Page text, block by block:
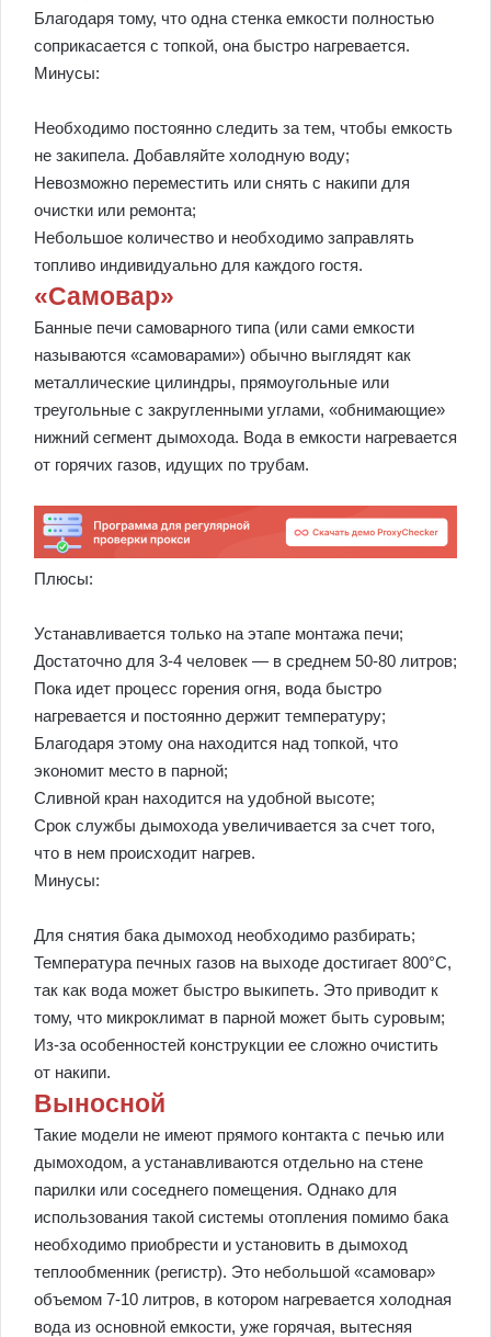
Благодаря тому, что одна стенка емкости полностью
соприкасается с топкой, она быстро нагревается.
Минусы:
Необходимо постоянно следить за тем, чтобы емкость
не закипела. Добавляйте холодную воду;
Невозможно переместить или снять с накипи для
очистки или ремонта;
Небольшое количество и необходимо заправлять
топливо индивидуально для каждого гостя.
«Самовар»
Банные печи самоварного типа (или сами емкости
называются «самоварами») обычно выглядят как
металлические цилиндры, прямоугольные или
треугольные с закругленными углами, «обнимающие»
нижний сегмент дымохода. Вода в емкости нагревается
от горячих газов, идущих по трубам.
Плюсы:
Устанавливается только на этапе монтажа печи;
Достаточно для 3-4 человек — в среднем 50-80 литров;
Пока идет процесс горения огня, вода быстро
нагревается и постоянно держит температуру;
Благодаря этому она находится над топкой, что
экономит место в парной;
Сливной кран находится на удобной высоте;
Срок службы дымохода увеличивается за счет того,
что в нем происходит нагрев.
Минусы:
Для снятия бака дымоход необходимо разбирать;
Температура печных газов на выходе достигает 800°C,
так как вода может быстро выкипеть. Это приводит к
тому, что микроклимат в парной может быть суровым;
Из-за особенностей конструкции ее сложно очистить
от накипи.
Выносной
Такие модели не имеют прямого контакта с печью или
дымоходом, а устанавливаются отдельно на стене
парилки или соседнего помещения. Однако для
использования такой системы отопления помимо бака
необходимо приобрести и установить в дымоход
теплообменник (регистр). Это небольшой «самовар»
объемом 7-10 литров, в котором нагревается холодная
вода из основной емкости, уже горячая, вытесняя